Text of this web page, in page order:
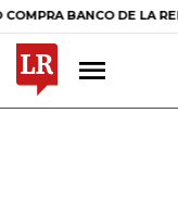
DE LA REPÚBLICA